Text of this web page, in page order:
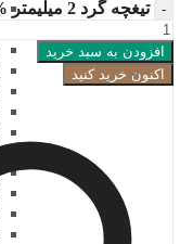
تیغچه گرد 2 میلیمتر HSSCO5% مقدار
افزودن به سبد خرید
اکنون خرید کنید